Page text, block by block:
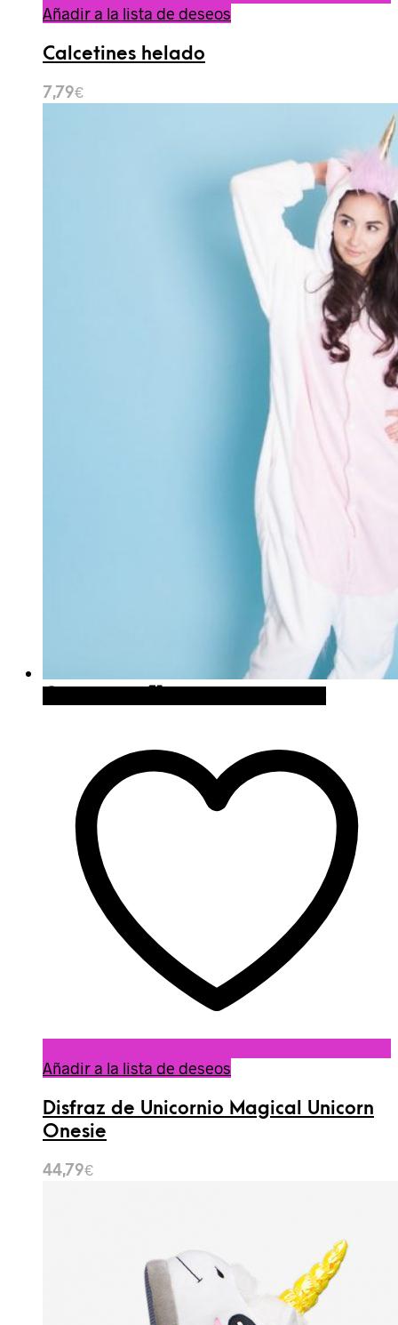
Añadir a la lista de deseos
Calcetines helado
7,79€
Añadir a la lista de deseos
Disfraz de Unicornio Magical Unicorn
Onesie
44,79€